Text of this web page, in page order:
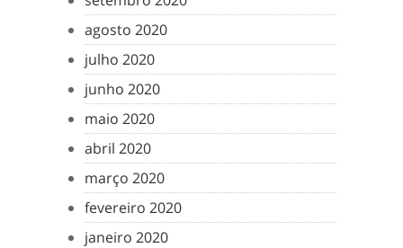
agosto 2020
julho 2020
junho 2020
maio 2020
abril 2020
março 2020
fevereiro 2020
janeiro 2020